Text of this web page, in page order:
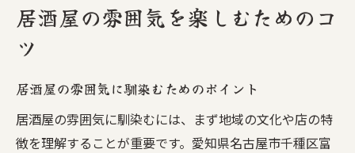
居酒屋の雰囲気を楽しむためのコ
ツ
居酒屋の雰囲気に馴染むためのポイント
居酒屋の雰囲気に馴染むには、まず地域の文化や店の特
徴を理解することが重要です。愛知県名古屋市千種区富